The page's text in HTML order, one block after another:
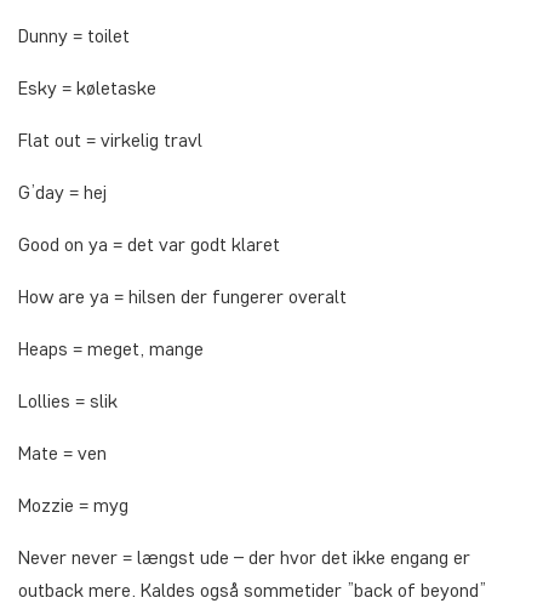
Dunny = toilet
Esky = køletaske
Flat out = virkelig travl
G’day = hej
Good on ya = det var godt klaret
How are ya = hilsen der fungerer overalt
Heaps = meget, mange
Lollies = slik
Mate = ven
Mozzie = myg
Never never = længst ude – der hvor det ikke engang er
outback mere. Kaldes også sommetider ”back of beyond”